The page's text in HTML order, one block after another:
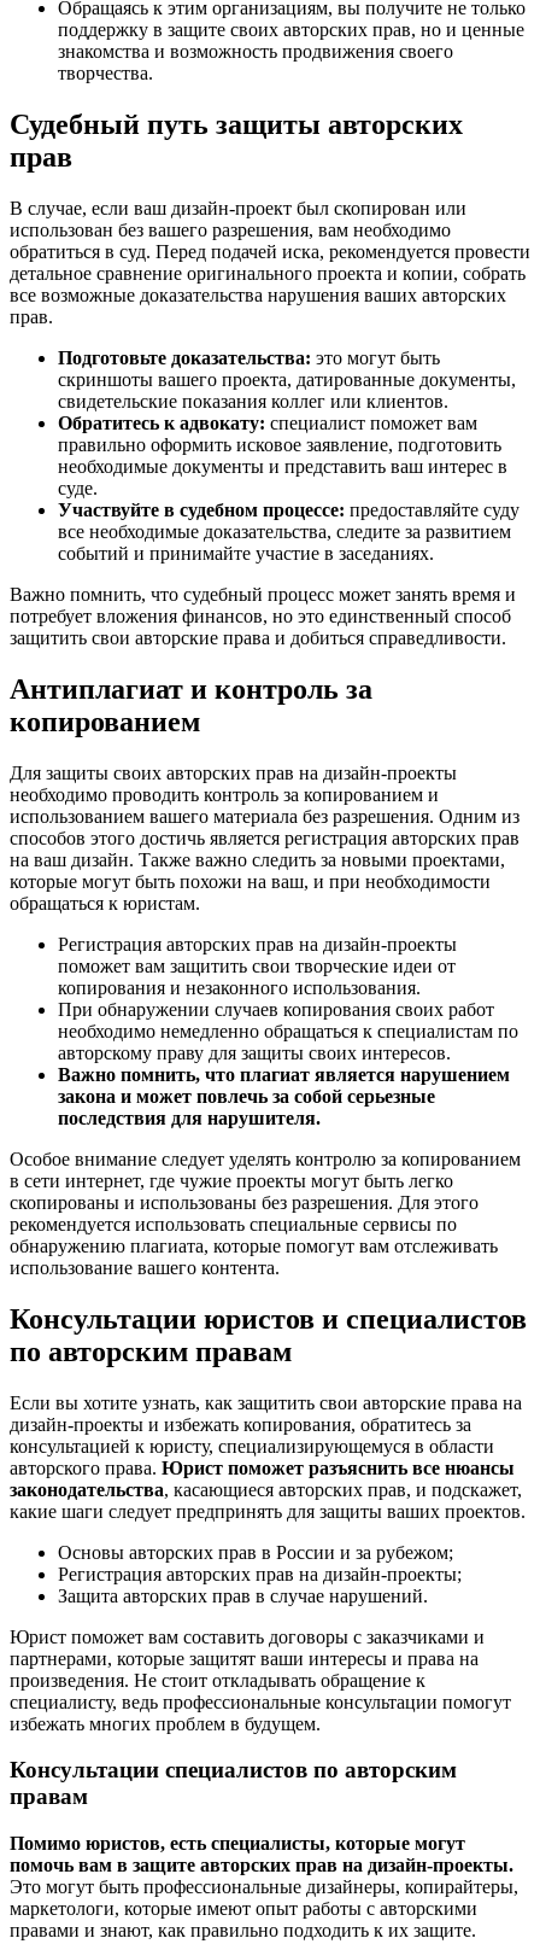
Обращаясь к этим организациям, вы получите не только
поддержку в защите своих авторских прав, но и ценные
знакомства и возможность продвижения своего
творчества.
Судебный путь защиты авторских
прав
В случае, если ваш дизайн-проект был скопирован или
использован без вашего разрешения, вам необходимо
обратиться в суд. Перед подачей иска, рекомендуется провести
детальное сравнение оригинального проекта и копии, собрать
все возможные доказательства нарушения ваших авторских
прав.
Подготовьте доказательства: это могут быть
скриншоты вашего проекта, датированные документы,
свидетельские показания коллег или клиентов.
Обратитесь к адвокату: специалист поможет вам
правильно оформить исковое заявление, подготовить
необходимые документы и представить ваш интерес в
суде.
Участвуйте в судебном процессе: предоставляйте суду
все необходимые доказательства, следите за развитием
событий и принимайте участие в заседаниях.
Важно помнить, что судебный процесс может занять время и
потребует вложения финансов, но это единственный способ
защитить свои авторские права и добиться справедливости.
Антиплагиат и контроль за
копированием
Для защиты своих авторских прав на дизайн-проекты
необходимо проводить контроль за копированием и
использованием вашего материала без разрешения. Одним из
способов этого достичь является регистрация авторских прав
на ваш дизайн. Также важно следить за новыми проектами,
которые могут быть похожи на ваш, и при необходимости
обращаться к юристам.
Регистрация авторских прав на дизайн-проекты
поможет вам защитить свои творческие идеи от
копирования и незаконного использования.
При обнаружении случаев копирования своих работ
необходимо немедленно обращаться к специалистам по
авторскому праву для защиты своих интересов.
Важно помнить, что плагиат является нарушением
закона и может повлечь за собой серьезные
последствия для нарушителя.
Особое внимание следует уделять контролю за копированием
в сети интернет, где чужие проекты могут быть легко
скопированы и использованы без разрешения. Для этого
рекомендуется использовать специальные сервисы по
обнаружению плагиата, которые помогут вам отслеживать
использование вашего контента.
Консультации юристов и специалистов
по авторским правам
Если вы хотите узнать, как защитить свои авторские права на
дизайн-проекты и избежать копирования, обратитесь за
консультацией к юристу, специализирующемуся в области
авторского права. Юрист поможет разъяснить все нюансы
законодательства, касающиеся авторских прав, и подскажет,
какие шаги следует предпринять для защиты ваших проектов.
Основы авторских прав в России и за рубежом;
Регистрация авторских прав на дизайн-проекты;
Защита авторских прав в случае нарушений.
Юрист поможет вам составить договоры с заказчиками и
партнерами, которые защитят ваши интересы и права на
произведения. Не стоит откладывать обращение к
специалисту, ведь профессиональные консультации помогут
избежать многих проблем в будущем.
Консультации специалистов по авторским
правам
Помимо юристов, есть специалисты, которые могут
помочь вам в защите авторских прав на дизайн-проекты.
Это могут быть профессиональные дизайнеры, копирайтеры,
маркетологи, которые имеют опыт работы с авторскими
правами и знают, как правильно подходить к их защите.